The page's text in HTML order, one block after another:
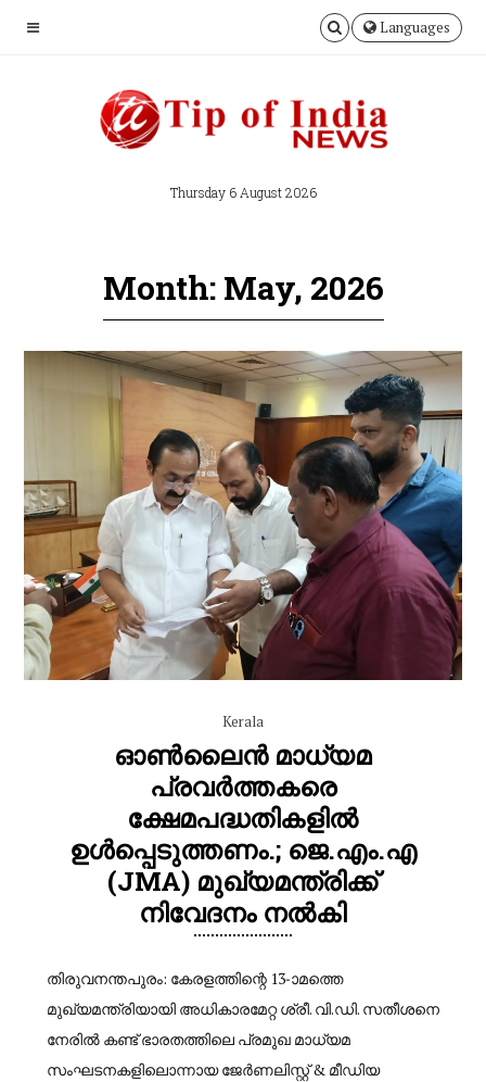
Languages
Thursday 6 August 2026
Month: May, 2026
Kerala
ഓൺലൈൻ മാധ്യമ
പ്രവർത്തകരെ
ക്ഷേമപദ്ധതികളിൽ
ഉൾപ്പെടുത്തണം.; ജെ.എം.എ
(JMA) മുഖ്യമന്ത്രിക്ക്
നിവേദനം നൽകി
തിരുവനന്തപുരം: കേരളത്തിന്റെ 13-ാമത്തെ
മുഖ്യമന്ത്രിയായി അധികാരമേറ്റ ശ്രീ. വി.ഡി. സതീശനെ
നേരിൽ കണ്ട് ഭാരതത്തിലെ പ്രമുഖ മാധ്യമ
സംഘടനകളിലൊന്നായ ജേർണലിസ്റ്റ് & മീഡിയ